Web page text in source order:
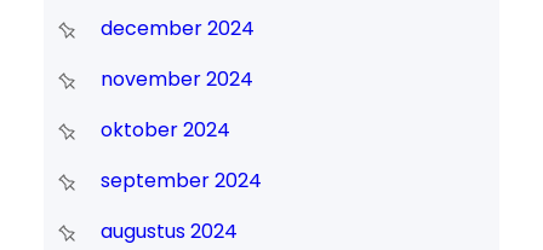
december 2024
november 2024
oktober 2024
september 2024
augustus 2024